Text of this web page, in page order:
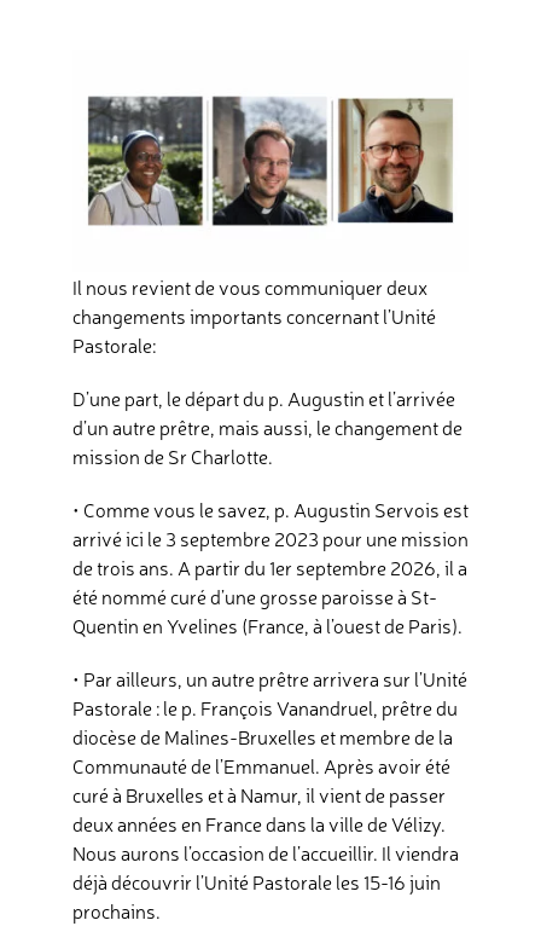
Il nous revient de vous communiquer deux
changements importants concernant l’Unité
Pastorale:
D’une part, le départ du p. Augustin et l’arrivée
d’un autre prêtre, mais aussi, le changement de
mission de Sr Charlotte.
• Comme vous le savez, p. Augustin Servois est
arrivé ici le 3 septembre 2023 pour une mission
de trois ans. A partir du 1er septembre 2026, il a
été nommé curé d’une grosse paroisse à St-
Quentin en Yvelines (France, à l’ouest de Paris).
• Par ailleurs, un autre prêtre arrivera sur l’Unité
Pastorale : le p. François Vanandruel, prêtre du
diocèse de Malines-Bruxelles et membre de la
Communauté de l’Emmanuel. Après avoir été
curé à Bruxelles et à Namur, il vient de passer
deux années en France dans la ville de Vélizy.
Nous aurons l’occasion de l’accueillir. Il viendra
déjà découvrir l’Unité Pastorale les 15-16 juin
prochains.